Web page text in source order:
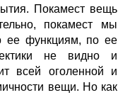
Покамест вещь
покамест мы
ее функциям, по ее
не видно и
всей оголенной и
вещи. Но как